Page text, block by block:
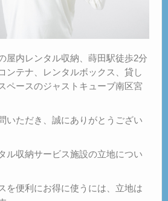
屋内レンタル収納、蒔田駅徒歩2分
ンテナ、レンタルボックス、貸し
ペースのジャストキューブ南区宮
いただき、誠にありがとうござい
ル収納サービス施設の立地につい
を便利にお得に使うには、立地は